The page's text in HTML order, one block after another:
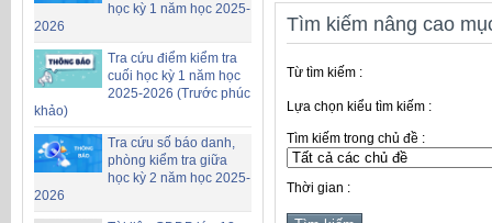
học kỳ 1 năm học 2025-
2026
Tra cứu điểm kiểm tra
cuối học kỳ 1 năm học
2025-2026 (Trước phúc
khảo)
Tra cứu số báo danh,
phòng kiểm tra giữa
học kỳ 2 năm học 2025-
2026
Tìm kiếm nâng cao
Từ tìm kiếm :
Lựa chọn kiểu tìm kiếm :
Tìm kiếm trong chủ đề :
Thời gian :